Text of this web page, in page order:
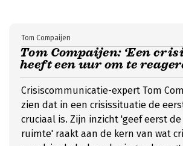
Tom Compaijen: ‘Een
heeft een uur om te
Tom Compaijen
Crisiscommunicatie-expert Tom
zien dat in een crisissituatie de
cruciaal is. Zijn inzicht 'geef eerst
ruimte' raakt aan de kern van wat